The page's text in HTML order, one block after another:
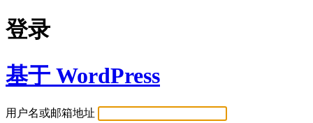
登录
基于 WordPress
用户名或邮箱地址